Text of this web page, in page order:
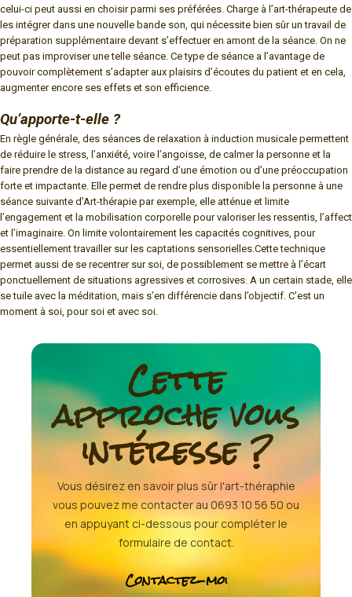
celui-ci peut aussi en choisir parmi ses préférées. Charge à l’art-thérapeute de
les intégrer dans une nouvelle bande son, qui nécessite bien sûr un travail de
préparation supplémentaire devant s’effectuer en amont de la séance. On ne
peut pas improviser une telle séance. Ce type de séance a l’avantage de
pouvoir complètement s’adapter aux plaisirs d’écoutes du patient et en cela,
augmenter encore ses effets et son efficience.
Qu’apporte-t-elle ?
En règle générale, des séances de relaxation à induction musicale permettent
de réduire le stress, l’anxiété, voire l’angoisse, de calmer la personne et la
faire prendre de la distance au regard d’une émotion ou d’une préoccupation
forte et impactante. Elle permet de rendre plus disponible la personne à une
séance suivante d’Art-thérapie par exemple, elle atténue et limite
l’engagement et la mobilisation corporelle pour valoriser les ressentis, l’affect
et l’imaginaire. On limite volontairement les capacités cognitives, pour
essentiellement travailler sur les captations sensorielles.Cette technique
permet aussi de se recentrer sur soi, de possiblement se mettre à l’écart
ponctuellement de situations agressives et corrosives. A un certain stade, elle
se tuile avec la méditation, mais s’en différencie dans l’objectif. C’est un
moment à soi, pour soi et avec soi.
Cette
approche vous
intéresse ?
Vous désirez en savoir plus sûr l'art-théraphie
vous pouvez me contacter au 0693 10 56 50 ou
en appuyant ci-dessous pour compléter le
formulaire de contact.
Contactez-moi